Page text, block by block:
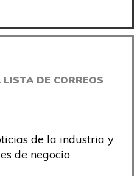
DE CORREOS
de la industria y
de negocio